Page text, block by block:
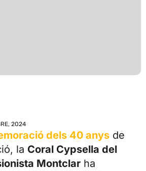
2024
dels 40 anys de
la Coral Cypsella del
Montclar ha